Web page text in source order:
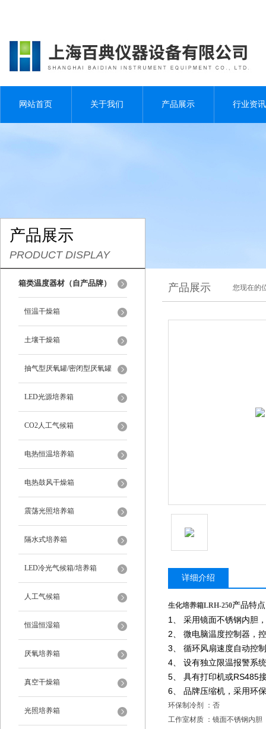
网站首页 关于我们 产品展示 行业资讯
产品展示
PRODUCT DISPLAY
箱类温度器材（自产品牌）
恒温干燥箱
土壤干燥箱
抽气型厌氧罐/密闭型厌氧罐
LED光源培养箱
CO2人工气候箱
电热恒温培养箱
电热鼓风干燥箱
震荡光照培养箱
隔水式培养箱
LED冷光气候箱/培养箱
人工气候箱
恒温恒湿箱
厌氧培养箱
真空干燥箱
光照培养箱
产品展示 您现在的
详细介绍
生化培养箱LRH-250产品特
1、 采用镜面不锈钢内胆
2、 微电脑温度控制器，
3、 循环风扇速度自动控
4、 设有独立限温报警系
5、 具有打印机或RS485
6、 品牌压缩机，采用环
环保制冷剂 ：否
工作室材质 ：镜面不锈钢内胆